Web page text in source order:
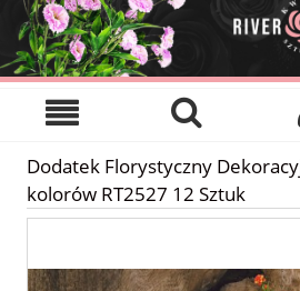
Dodatek Florystyczny
kolorów RT2527 12 Sztuk